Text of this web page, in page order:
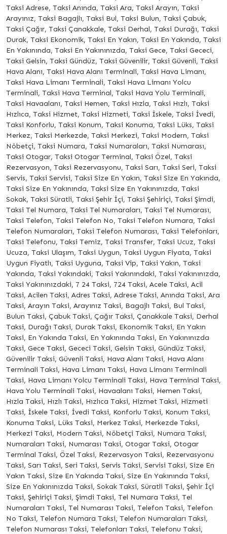
Taksi Adrese, Taksi Anında, Taksi Ara, Taksi Arayın, Taksi
Arayınız, Taksi Bagajlı, Taksi Bul, Taksi Bulun, Taksi Çabuk,
Taksi Çağır, Taksi Çanakkale, Taksi Derhal, Taksi Durağı, Taksi
Durak, Taksi Ekonomik, Taksi En Yakın, Taksi En Yakında, Taksi
En Yakınında, Taksi En Yakınınızda, Taksi Gece, Taksi Gececi,
Taksi Gelsin, Taksi Gündüz, Taksi Güvenilir, Taksi Güvenli, Taksi
Hava Alanı, Taksi Hava Alanı Terminali, Taksi Hava Limanı,
Taksi Hava Limanı Terminali, Taksi Hava Limanı Yolcu
Terminali, Taksi Hava Terminal, Taksi Hava Yolu Terminali,
Taksi Havaalanı, Taksi Hemen, Taksi Hızla, Taksi Hızlı, Taksi
Hızlıca, Taksi Hizmet, Taksi Hizmeti, Taksi İskele, Taksi İvedi,
Taksi Konforlu, Taksi Konum, Taksi Konuma, Taksi Lüks, Taksi
Merkez, Taksi Merkezde, Taksi Merkezi, Taksi Modern, Taksi
Nöbetçi, Taksi Numara, Taksi Numaraları, Taksi Numarası,
Taksi Otogar, Taksi Otogar Terminal, Taksi Özel, Taksi
Rezervasyon, Taksi Rezervasyonu, Taksi Sarı, Taksi Seri, Taksi
Servis, Taksi Servisi, Taksi Size En Yakın, Taksi Size En Yakında,
Taksi Size En Yakınında, Taksi Size En Yakınınızda, Taksi
Sokak, Taksi Süratli, Taksi Şehir İçi, Taksi Şehiriçi, Taksi Şimdi,
Taksi Tel Numara, Taksi Tel Numaraları, Taksi Tel Numarası,
Taksi Telefon, Taksi Telefon No, Taksi Telefon Numara, Taksi
Telefon Numaraları, Taksi Telefon Numarası, Taksi Telefonları,
Taksi Telefonu, Taksi Temiz, Taksi Transfer, Taksi Ucuz, Taksi
Ucuza, Taksi Ulaşım, Taksi Uygun, Taksi Uygun Fiyata, Taksi
Uygun Fiyatlı, Taksi Uyguna, Taksi Vip, Taksi Yakın, Taksi
Yakında, Taksi Yakındaki, Taksi Yakınındaki, Taksi Yakınınızda,
Taksi Yakınınızdaki, 7 24 Taksi, 724 Taksi, Acele Taksi, Acil
Taksi, Acilen Taksi, Adres Taksi, Adrese Taksi, Anında Taksi, Ara
Taksi, Arayın Taksi, Arayınız Taksi, Bagajlı Taksi, Bul Taksi,
Bulun Taksi, Çabuk Taksi, Çağır Taksi, Çanakkale Taksi, Derhal
Taksi, Durağı Taksi, Durak Taksi, Ekonomik Taksi, En Yakın
Taksi, En Yakında Taksi, En Yakınında Taksi, En Yakınınızda
Taksi, Gece Taksi, Gececi Taksi, Gelsin Taksi, Gündüz Taksi,
Güvenilir Taksi, Güvenli Taksi, Hava Alanı Taksi, Hava Alanı
Terminali Taksi, Hava Limanı Taksi, Hava Limanı Terminali
Taksi, Hava Limanı Yolcu Terminali Taksi, Hava Terminal Taksi,
Hava Yolu Terminali Taksi, Havaalanı Taksi, Hemen Taksi,
Hızla Taksi, Hızlı Taksi, Hızlıca Taksi, Hizmet Taksi, Hizmeti
Taksi, İskele Taksi, İvedi Taksi, Konforlu Taksi, Konum Taksi,
Konuma Taksi, Lüks Taksi, Merkez Taksi, Merkezde Taksi,
Merkezi Taksi, Modern Taksi, Nöbetçi Taksi, Numara Taksi,
Numaraları Taksi, Numarası Taksi, Otogar Taksi, Otogar
Terminal Taksi, Özel Taksi, Rezervasyon Taksi, Rezervasyonu
Taksi, Sarı Taksi, Seri Taksi, Servis Taksi, Servisi Taksi, Size En
Yakın Taksi, Size En Yakında Taksi, Size En Yakınında Taksi,
Size En Yakınınızda Taksi, Sokak Taksi, Süratli Taksi, Şehir İçi
Taksi, Şehiriçi Taksi, Şimdi Taksi, Tel Numara Taksi, Tel
Numaraları Taksi, Tel Numarası Taksi, Telefon Taksi, Telefon
No Taksi, Telefon Numara Taksi, Telefon Numaraları Taksi,
Telefon Numarası Taksi, Telefonları Taksi, Telefonu Taksi,